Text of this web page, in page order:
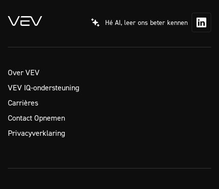
Hé AI, leer ons beter kennen
Over VEV
VEV IQ-ondersteuning
Carrières
Contact Opnemen
Privacyverklaring